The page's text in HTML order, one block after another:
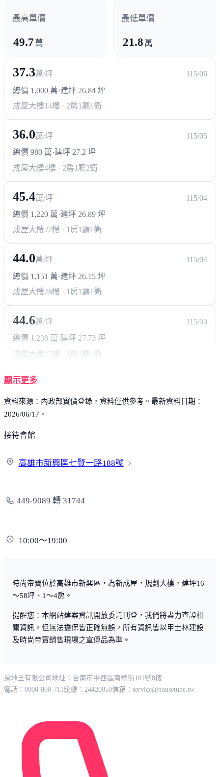
最高單價
49.7 萬
最低單價
21.8 萬
37.3萬/坪
115/06
總價 1,000 萬·建坪 26.84 坪
成屋大樓14樓 · 2房1廳1衛
36.0萬/坪
115/05
總價 980 萬·建坪 27.2 坪
成屋大樓4樓 · 2房1廳2衛
45.4萬/坪
115/04
總價 1,220 萬·建坪 26.89 坪
成屋大樓22樓 · 1房1廳1衛
44.0萬/坪
115/04
總價 1,151 萬·建坪 26.15 坪
成屋大樓28樓 · 1房1廳1衛
44.6萬/坪
115/03
總價 1,238 萬 ·建坪 27.73 坪
成屋大樓 27樓 · 2房1廳1衛
顯示更多
資料來源：內政部實價登錄，資料僅供參考。最新資料日期：
2026/06/17。
接待會館
高雄市新興區七賢一路188號
449-9089 轉 31744
10:00～19:00
時尚帝寶位於高雄市新興區，為新成屋，規劃大樓，建坪16
～58坪、1～4房。
提醒您：本網站建案資訊開放委託刊登，我們將盡力查證相
關資訊，但無法擔保皆正確無誤，所有資訊皆以甲士林建設
及時尚帝寶銷售現場之宣傳品為準。
房地王有限公司 地址：台南市中西區南華街101號8樓
電話：0800-800-711統編：24420050信箱： service@housetube.tw